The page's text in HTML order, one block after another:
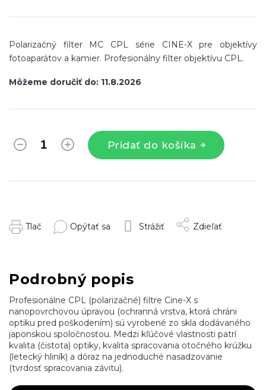
cena:
Môžeme doručiť do: 11.8.2026
Pridať do košíka
Polarizačný filter MC CPL série CINE-X pre objektívy
fotoaparátov a kamier. Profesionálny filter objektívu CPL.
Tlač Opýtať sa Strážiť Zdieľať
Podrobný popis
Profesionálne CPL (polarizačné) filtre Cine-X s
nanopovrchovou úpravou (ochranná vrstva, ktorá chráni
optiku pred poškodením) sú vyrobené zo skla dodávaného
japonskou spoločnosťou. Medzi kľúčové vlastnosti patrí
kvalita (čistota) optiky, kvalita spracovania otočného krúžku
(letecký hliník) a dôraz na jednoduché nasadzovanie
(tvrdosť spracovania závitu).